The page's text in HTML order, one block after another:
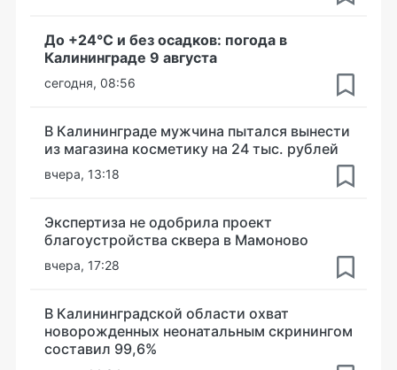
До +24°С и без осадков: погода в
Калининграде 9 августа
сегодня, 08:56
В Калининграде мужчина пытался вынести
из магазина косметику на 24 тыс. рублей
вчера, 13:18
Экспертиза не одобрила проект
благоустройства сквера в Мамоново
вчера, 17:28
В Калининградской области охват
новорожденных неонатальным скринингом
составил 99,6%